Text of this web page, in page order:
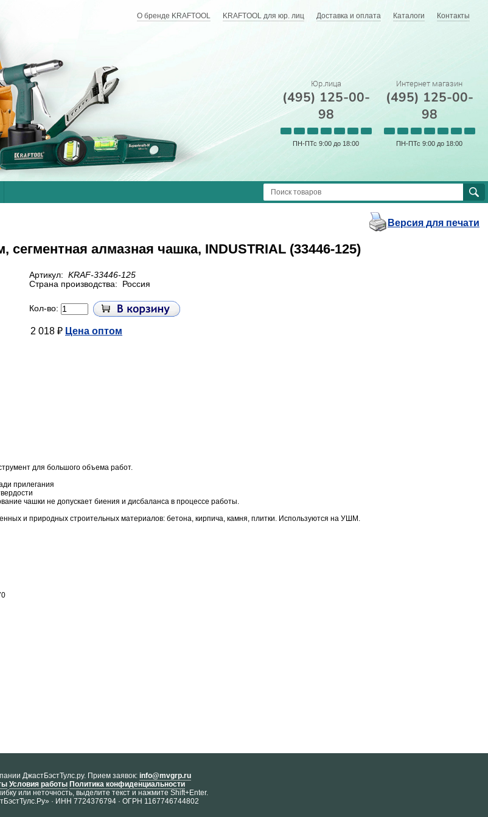
О бренде KRAFTOOL KRAFTOOL для юр. лиц Доставка и оплата Каталоги Контакты
Юр.лица
(495) 125-00-
98
ПН-ПТс 9:00 до 18:00
Интернет магазин
(495) 125-00-
98
ПН-ПТс 9:00 до 18:00
Версия для печати
сегментная алмазная чашка, INDUSTRIAL (33446-125)
Артикул: KRAF-33446-125
Страна производства:
Россия
Кол-во:
2 018 ₽ Цена оптом
для большого объема работ.
прилегания
чашки не допускает биения и дисбаланса в процессе работы.
и природных строительных материалов: бетона, кирпича, камня, плитки. Используются на УШМ.
ДжастБэстТулс.ру. Прием заявок: info@mvgrp.ru
Условия работы Политика конфиденциальности
или неточность, выделите текст и нажмите Shift+Enter.
· ИНН 7724376794 · ОГРН 1167746744802